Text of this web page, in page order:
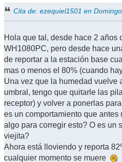
Cita de: ezequiel1501 en
Hola que tal, desde hace 2 años
WH1080PC, pero desde hace
de reportar a la estación base
mas o menos el 80% (cuando
Una vez que la humedad vuelve
umbral, tengo que quitarle las
receptor) y volver a ponerlas
es un comportamiento que
algo para corregir esto? O es un
viejita?
Ahora está lloviendo y reporta
cualquier momento se muere